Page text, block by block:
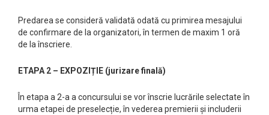
Predarea se consideră validată odată cu primirea mesajului
de confirmare de la organizatori, în termen de maxim 1 oră
de la înscriere.
ETAPA 2 – EXPOZIȚIE (jurizare finală)
În etapa a 2-a a concursului se vor înscrie lucrările selectate în
urma etapei de preselecție, în vederea premierii și includerii